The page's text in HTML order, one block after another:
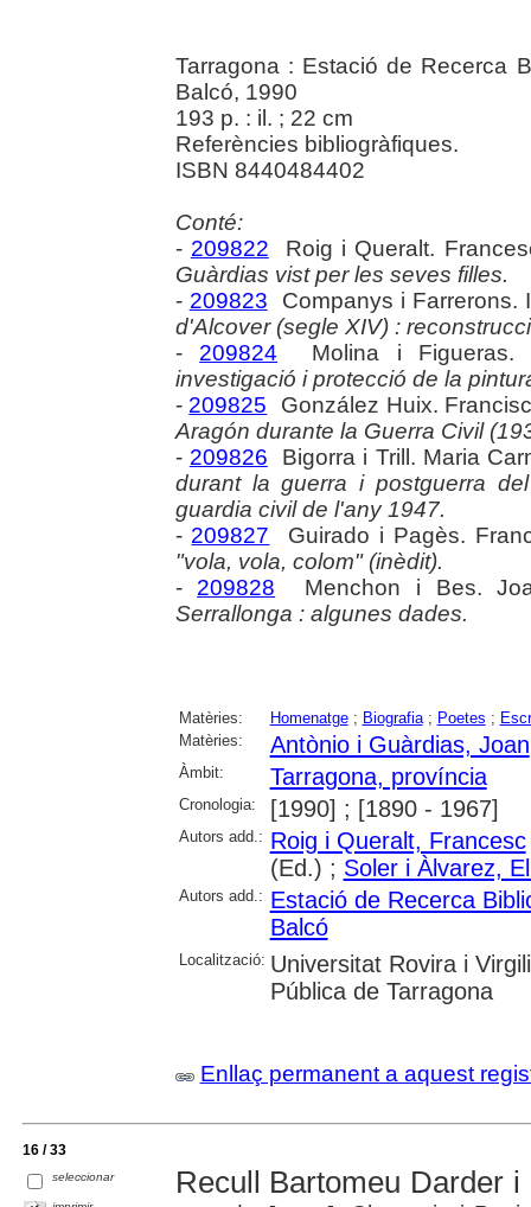
Tarragona : Estació de Recerca
Balcó, 1990
193 p. : il. ; 22 cm
Referències bibliogràfiques.
ISBN 8440484402
Conté:
- 209822 Roig i Queralt.
Guàrdias vist per les seves filles.
- 209823 Companys i Farrerons.
d'Alcover (segle XIV) :
- 209824 Molina i Figueras.
investigació i protecció de la
- 209825 González Huix.
Aragón durante la Guerra Civil
- 209826 Bigorra i Trill. Maria
durant la guerra i postguerra
guardia civil de l'any 1947.
- 209827 Guirado i Pagès.
"vola, vola, colom" (inèdit).
- 209828 Menchon i Bes.
Serrallonga : algunes dades.
Matèries: Homenatge; Biografia; Poetes ;
Matèries:
Antònio i Guàrdias, Joan
Àmbit: Tarragona, província
Cronologia: [1990] ; [1890 - 1967]
Autors add.: Roig i Queralt, Francesc
(Ed.) ; Soler i Àlvarez,
Autors add.: Estació de Recerca
Balcó
Localització: Universitat Rovira i
Pública de Tarragona
Enllaç permanent a aquest
16 / 33
seleccionar Recull Bartomeu Darder